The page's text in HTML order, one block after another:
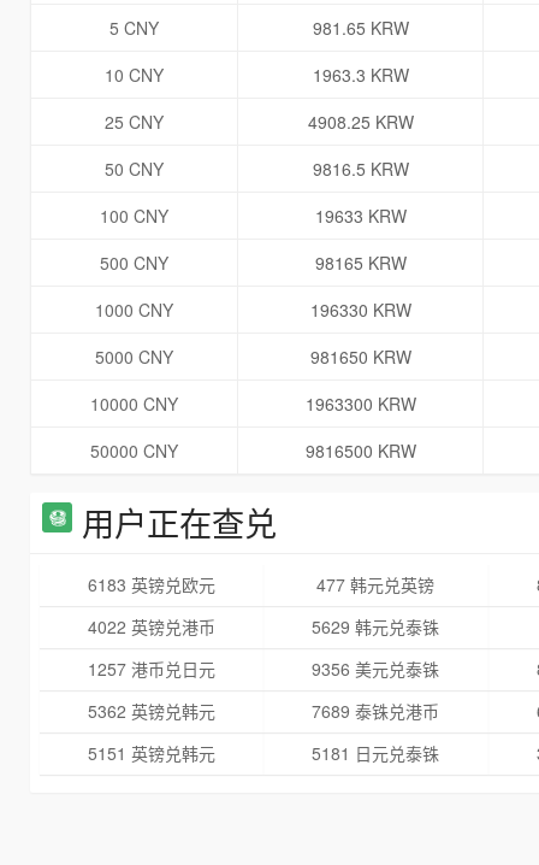
5 CNY
981.65 KRW
10 CNY
1963.3 KRW
25 CNY
4908.25 KRW
50 CNY
9816.5 KRW
100 CNY
19633 KRW
500 CNY
98165 KRW
1000 CNY
196330 KRW
5000 CNY
981650 KRW
10000 CNY
1963300 KRW
50000 CNY
9816500 KRW
用户正在查兑
6183 英镑兑欧元 477 韩元兑英镑
4022 英镑兑港币
5629 韩元兑泰铢
1257 港币兑日元
9356 美元兑泰铢
5362 英镑兑韩元
7689 泰铢兑港币
5151 英镑兑韩元
5181 日元兑泰铢